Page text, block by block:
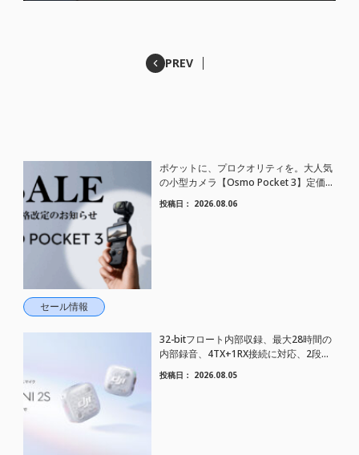
PREV
セール情報
ポケットに、プロクオリティを。大人気
の小型カメラ【Osmo Pocket 3】定価が
さらにお値下げされました！
投稿日： 2026.08.06
32-bitフロート内部収録、最大28時間の
内部録音、4TX+1RX接続に対応、2段階
AIノイズキャンセリング搭載｜コンパク
トワイヤレスマイク DJI Mic Mini 2S 登場
投稿日： 2026.08.05